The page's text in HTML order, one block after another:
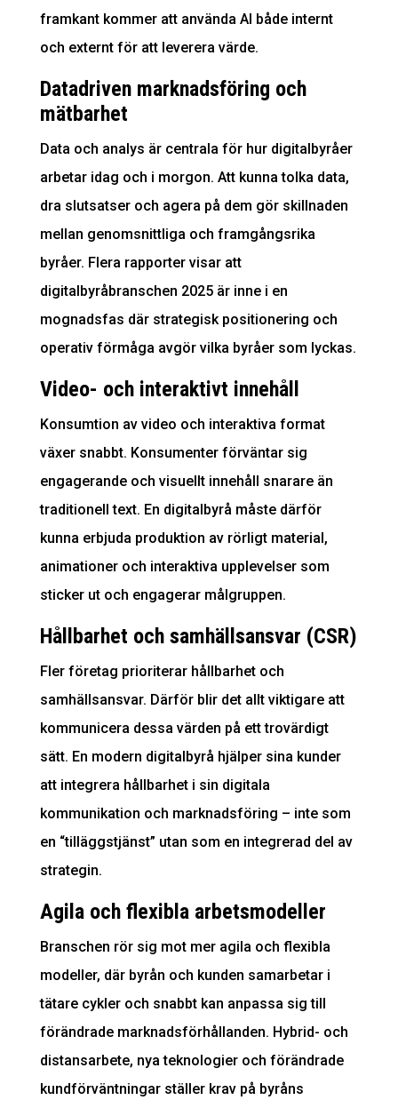
framkant kommer att använda AI både internt
och externt för att leverera värde.
Datadriven marknadsföring och
mätbarhet
Data och analys är centrala för hur digitalbyråer
arbetar idag och i morgon. Att kunna tolka data,
dra slutsatser och agera på dem gör skillnaden
mellan genomsnittliga och framgångsrika
byråer. Flera rapporter visar att
digitalbyråbranschen 2025 är inne i en
mognadsfas där strategisk positionering och
operativ förmåga avgör vilka byråer som lyckas.
Video- och interaktivt innehåll
Konsumtion av video och interaktiva format
växer snabbt. Konsumenter förväntar sig
engagerande och visuellt innehåll snarare än
traditionell text. En digitalbyrå måste därför
kunna erbjuda produktion av rörligt material,
animationer och interaktiva upplevelser som
sticker ut och engagerar målgruppen.
Hållbarhet och samhällsansvar (CSR)
Fler företag prioriterar hållbarhet och
samhällsansvar. Därför blir det allt viktigare att
kommunicera dessa värden på ett trovärdigt
sätt. En modern digitalbyrå hjälper sina kunder
att integrera hållbarhet i sin digitala
kommunikation och marknadsföring – inte som
en “tilläggstjänst” utan som en integrerad del av
strategin.
Agila och flexibla arbetsmodeller
Branschen rör sig mot mer agila och flexibla
modeller, där byrån och kunden samarbetar i
tätare cykler och snabbt kan anpassa sig till
förändrade marknadsförhållanden. Hybrid- och
distansarbete, nya teknologier och förändrade
kundförväntningar ställer krav på byråns